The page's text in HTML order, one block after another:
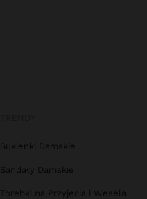
Sukienki Damskie
Sandały Damskie
Torebki na Przyjęcia i Wesela